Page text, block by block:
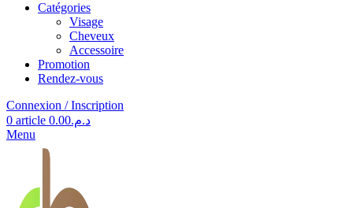
Catégories
Visage
Cheveux
Accessoire
Promotion
Rendez-vous
Connexion / Inscription
0 article د.م.0.00
Menu